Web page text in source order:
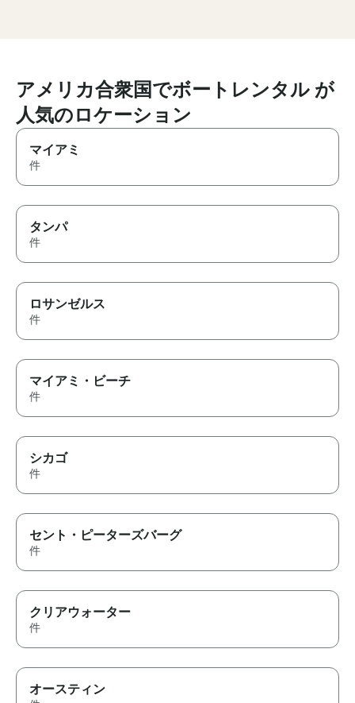
アメリカ合衆国でボートレンタル が
人気のロケーション
マイアミ
件
タンパ
件
ロサンゼルス
件
マイアミ・ビーチ
件
シカゴ
件
セント・ピーターズバーグ
件
クリアウォーター
件
オースティン